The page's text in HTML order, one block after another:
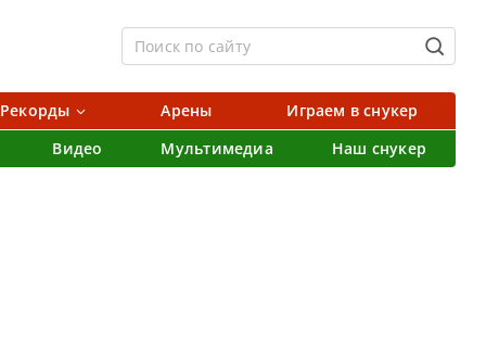
Рекорды Арены
Играем в снукер
Видео Мультимедиа Наш снукер